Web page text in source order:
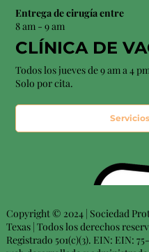
Entrega de cirugía entre
8 am - 9 am
CLÍNICA DE
Todos los jueves de 9 am a 4
Solo por cita.
Copyright © 2024 | Sociedad
Texas | Todos los derechos
Registrado 501(c)(3). EIN: EIN: 75-